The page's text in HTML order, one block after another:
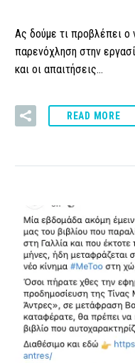
Ας δούμε τι προβλέπει ο
παρενόχληση στην
και οι απαιτήσεις…
READ MORE